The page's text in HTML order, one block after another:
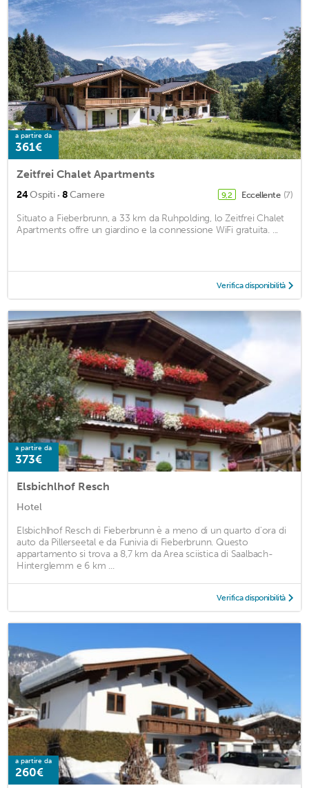
a partire da
361€
Zeitfrei Chalet Apartments
24Ospiti · 8Camere 9,2 Eccellente (7)
Situato a Fieberbrunn, a 33 km da Ruhpolding, lo Zeitfrei Chalet
Apartments offre un giardino e la connessione WiFi gratuita. ...
Verifica disponibilità
a partire da
373€
Elsbichlhof Resch
Hotel
Elsbichlhof Resch di Fieberbrunn è a meno di un quarto d'ora di
auto da Pillerseetal e da Funivia di Fieberbrunn. Questo
appartamento si trova a 8,7 km da Area sciistica di Saalbach-
Hinterglemm e 6 km ...
Verifica disponibilità
a partire da
260€